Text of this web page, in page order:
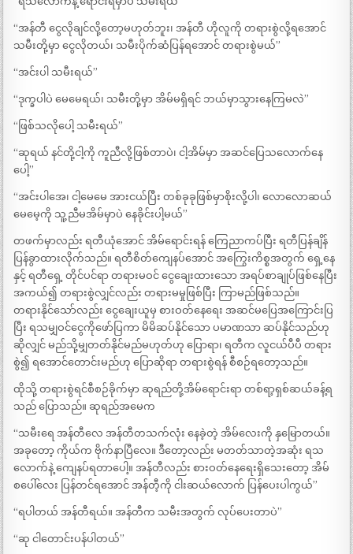
“အန်တီ ငွေလိုချင်လို့တော့မဟုတ်ဘူး၊ အန်တီ ဟိုလူကို တရားစွဲလို့ရအောင်
သမီးတို့မှာ ငွေလိုတယ်၊ သမီးပိုက်ဆံပြန်ရအောင် တရားစွဲမယ်”
“အင်းပါ သမီးရယ်”
“ဒုက္ခပါပဲ မေမေရယ်၊ သမီးတို့မှာ အိမ်မရှိရင် ဘယ်မှာသွားနေကြမလဲ”
“ဖြစ်သလိုပေါ့ သမီးရယ်”
“ဆုရယ် နင်တို့ငါ့ကို ကူညီလို့ဖြစ်တာပဲ၊ ငါ့အိမ်မှာ အဆင်ပြေသလောက်နေ
ပေါ့”
“အင်းပါအေ၊ ငါ့မေမေ အားငယ်ပြီး တစ်ခုခုဖြစ်မှာစိုးလို့ပါ၊ လောလောဆယ်
မေမေ့ကို သူ့ညီမအိမ်မှာပဲ နေခိုင်းပါ့မယ်”
တဖက်မှာလည်း ရတီယုံအောင် အိမ်ရောင်းရန် ကြေညာကပ်ပြီး ရတီပြန်ချိန်
ပြန်ခွာထားလိုက်သည်။ ရတီစိတ်ကျေနပ်အောင် အကြွေးကိစ္စအတွက် ရှေ့နေ
နှင့် ရတီရှေ့ တိုင်ပင်ရာ တရားမဝင် ငွေချေးထားသော အရပ်စာချုပ်ဖြစ်နေပြီး
အကယ်၍ တရားစွဲလျှင်လည်း တရားမမှုဖြစ်ပြီး ကြာမည်ဖြစ်သည်။
တရားနိုင်သော်လည်း ငွေချေးယူမှ စားဝတ်နေရေး အဆင်မပြေအကြောင်းပြ
ပြီး ရသမျှဝင်ငွေကိုဖော်ပြကာ မိမိဆပ်နိုင်သော ပမာဏသာ ဆပ်နိုင်သည်ဟု
ဆိုလျှင် မည်သို့မျှတတ်နိုင်မည်မဟုတ်ဟု ပြောရာ၊ ရတီက လူငယ်ပီပီ တရား
စွဲ၍ ရအောင်တောင်းမည်ဟု ပြောဆိုရာ တရားစွဲရန် စီစဉ်ရတော့သည်။
ထိုသို့ တရားစွဲရင်စီစဉ်ခိုက်မှာ ဆုရည်တို့အိမ်ရောင်းရာ တစ်ရာ့ရှစ်ဆယ်ခန့်ရ
သည် ပြောသည်။ ဆုရည်အမေက
“သမီးရေ အန်တီလေ အန်တီတသက်လုံး နေခဲ့တဲ့ အိမ်လေးကို နှမြောတယ်။
အခုတော့ ကိုယ်က ဗိုက်နာပြီလေ။ ဒီတော့လည်း မတတ်သာတဲ့အဆုံး ရသ
လောက်နဲ့ ကျေနပ်ရတာပေါ့။ အန်တီလည်း စားဝတ်နေရေးရှိသေးတော့ အိမ်
စပေါ်လေး ပြန်တင်ရအောင် အန်တီ့ကို ငါးဆယ်လောက် ပြန်ပေးပါကွယ်”
“ရပါတယ် အန်တီရယ်။ အန်တီက သမီးအတွက် လုပ်ပေးတာပဲ”
“ဆု ငါတောင်းပန်ပါတယ်”